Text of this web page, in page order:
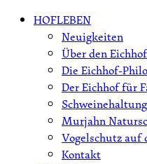
Skip HOFLEBEN
Neuigkeiten
Über den Eichhof
Die Eichhof-
Der Eichhof für
Murjahn
Vogelschutz auf
Kontakt